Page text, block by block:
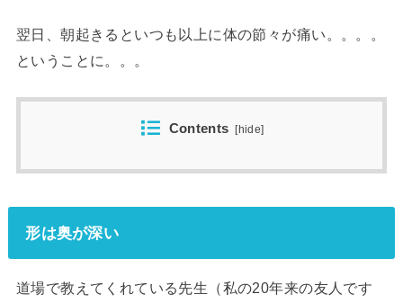
翌日、朝起きるといつも以上に体の節々が痛い。。。。
ということに。。。
Contents [hide]
形は奥が深い
道場で教えてくれている先生（私の20年来の友人です